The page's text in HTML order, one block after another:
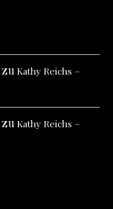
zu Kathy Reichs –
zu Kathy Reichs –